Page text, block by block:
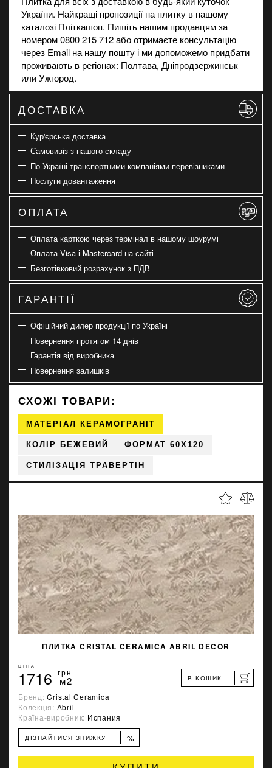
України. Найкращі пропозиції на плитку в нашому
каталозі Пліткашоп. Пишіть нашим продавцям за
номером 0800 215 712 або отримаєте консультацію
через Email на нашу пошту і ми допоможемо придбати
проживають в регіонах: Полтава, Дніпродзержинськ
или Ужгород.
ДОСТАВКА
Кур'єрська доставка
Самовивіз з нашого складу
По Україні транспортними компаніями перевізниками
Послуги довантаження
ОПЛАТА
Оплата карткою через термінал в нашому шоурумі
Оплата Visa і Mastercard на сайті
Безготівковий розрахунок з ПДВ
ГАРАНТІЇ
Офіційний дилер продукції по Україні
Повернення протягом 14 днів
Гарантія від виробника
Повернення залишків
СХОЖІ ТОВАРИ:
МАТЕРІАЛ КЕРАМОГРАНІТ
КОЛІР БЕЖЕВИЙ ФОРМАТ 60X120
СТИЛІЗАЦІЯ ТРАВЕРТІН
ПЛИТКА CRISTAL CERAMICA ABRIL DECOR
ЦІНА
1716 грн
м2 В КОШИК
Бренд:Cristal Ceramica
Колекція: Abril
Країна-виробник: Испания
ДІЗНАЙТИСЯ ЗНИЖКУ %